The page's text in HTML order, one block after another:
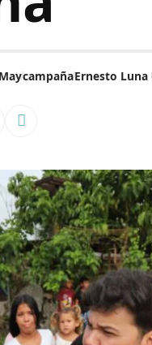
campañaErnesto Luna